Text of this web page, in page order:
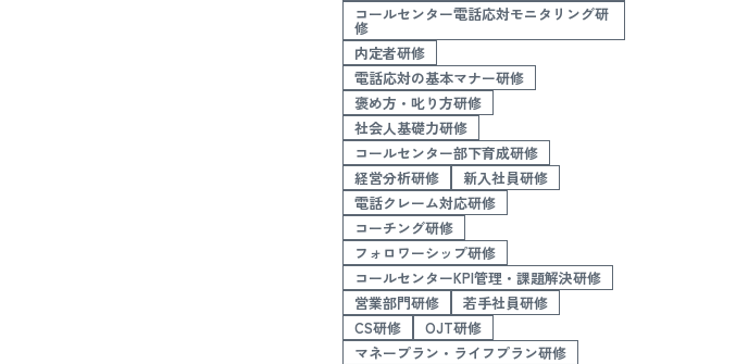
コールセンター電話応対モニタリング研
修
内定者研修
電話応対の基本マナー研修
褒め方・叱り方研修
社会人基礎力研修
コールセンター部下育成研修
経営分析研修
新入社員研修
電話クレーム対応研修
コーチング研修
フォロワーシップ研修
コールセンターKPI管理・課題解決研修
営業部門研修
若手社員研修
CS研修
OJT研修
マネープラン・ライフプラン研修